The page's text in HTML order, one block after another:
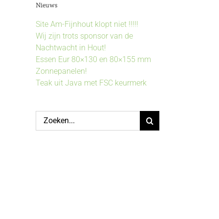
Nieuws
Site Am-Fijnhout klopt niet !!!!!
Wij zijn trots sponsor van de
Nachtwacht in Hout!
Essen Eur 80×130 en 80×155 mm
Zonnepanelen!
Teak uit Java met FSC keurmerk
Zoeken